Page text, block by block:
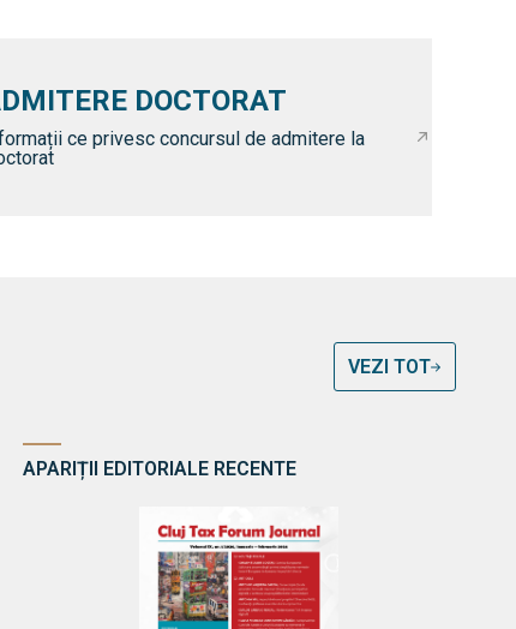
DOCTORAT
ce privesc concursul de admitere la
VEZI TOT
APARIȚII EDITORIALE RECENTE